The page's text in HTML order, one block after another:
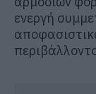
ενεργή